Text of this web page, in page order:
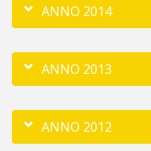
ANNO 2014
ANNO 2013
ANNO 2012